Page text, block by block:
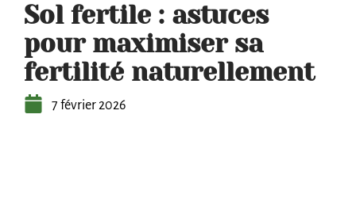
Sol fertile : astuces
pour maximiser sa
fertilité naturellement
7 février 2026